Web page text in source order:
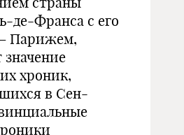
де-Франса с его
Парижем,
значение
хроник,
в Сен-